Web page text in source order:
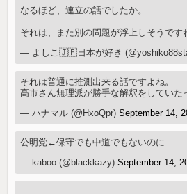
なるほど、連立の話でしたか。
それは、また別の問題が浮上しそうです
— よしこ🇯🇵日本が好き
それは普通に推測出来る話ですよね。
高市さん無理派が勝手な解釈をしていた
— ハナマル (@HxoQpr)September 14,
公明党←保守でも中道でもないのに
— kaboo (@blackkazy)September 14,